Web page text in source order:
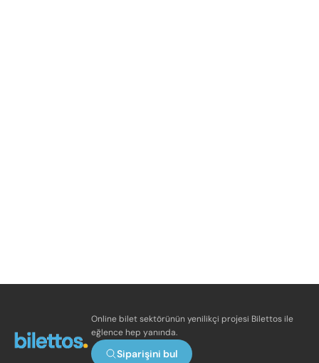
Online bilet sektörünün yenilikçi projesi Bilettos ile
eğlence hep yanında.
Siparişini bul